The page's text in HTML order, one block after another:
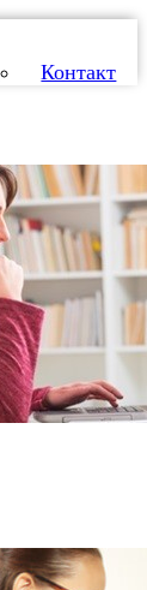
Контакт